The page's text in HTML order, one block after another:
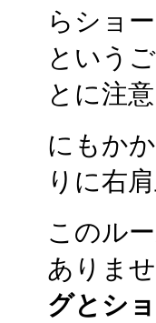
らショ
という
とに注意
にもか
りに右
このル
ありま
グとシ